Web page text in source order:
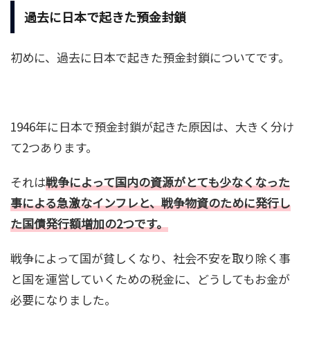
過去に日本で起きた預金封鎖
初めに、過去に日本で起きた預金封鎖についてです。
1946年に日本で預金封鎖が起きた原因は、大きく分け
て2つあります。
それは戦争によって国内の資源がとても少なくなった
事による急激なインフレと、戦争物資のために発行し
た国債発行額増加の2つです。
戦争によって国が貧しくなり、社会不安を取り除く事
と国を運営していくための税金に、どうしてもお金が
必要になりました。